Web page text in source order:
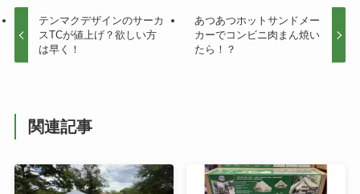
テンマクデザインのサーカ
スTCが値上げ？欲しい方
は早く！
あつあつホットサンドメー
カーでコンビニ肉まん焼い
たら！？
関連記事